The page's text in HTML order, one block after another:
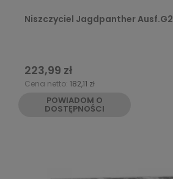
Niszczyciel Jagdpanther Ausf.G2
223,99 zł
Cena netto: 182,11 zł
POWIADOM O
DOSTĘPNOŚCI